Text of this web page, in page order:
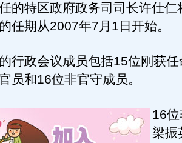
的特区政府政务司司长许仕仁
任期从2007年7月1日开始。
政会议成员包括15位刚获任
员和16位非官守成员。
16
梁振